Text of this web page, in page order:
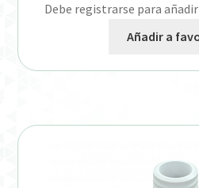
Debe registrarse para
Añadir a